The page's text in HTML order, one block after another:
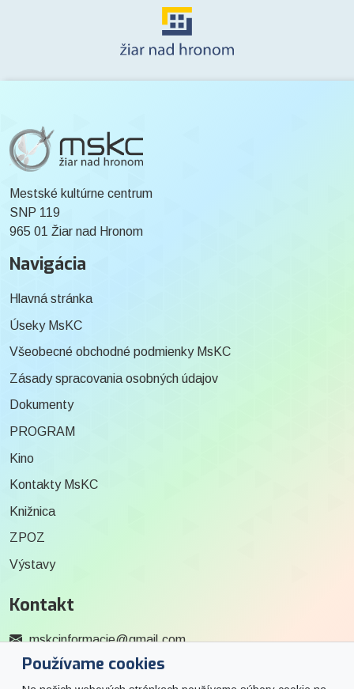
Používame cookies
Mestské kultúrne centrum
SNP 119
965 01 Žiar nad Hronom
Navigácia
Hlavná stránka
Úseky MsKC
Všeobecné obchodné podmienky MsKC
Zásady spracovania osobných údajov
Dokumenty
PROGRAM
Kino
Kontakty MsKC
Knižnica
ZPOZ
Výstavy
Kontakt
mskcinformacie@gmail.com
0915 727 244